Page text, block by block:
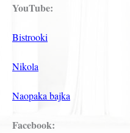
YouTube:
Bistrooki
Nikola
Naopaka bajka
Facebook: